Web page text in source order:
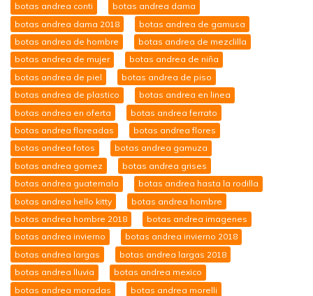
botas andrea conti
botas andrea dama
botas andrea dama 2018
botas andrea de gamusa
botas andrea de hombre
botas andrea de mezclilla
botas andrea de mujer
botas andrea de niña
botas andrea de piel
botas andrea de piso
botas andrea de plastico
botas andrea en linea
botas andrea en oferta
botas andrea ferrato
botas andrea floreadas
botas andrea flores
botas andrea fotos
botas andrea gamuza
botas andrea gomez
botas andrea grises
botas andrea guatemala
botas andrea hasta la rodilla
botas andrea hello kitty
botas andrea hombre
botas andrea hombre 2018
botas andrea imagenes
botas andrea invierno
botas andrea invierno 2018
botas andrea largas
botas andrea largas 2018
botas andrea lluvia
botas andrea mexico
botas andrea moradas
botas andrea morelli